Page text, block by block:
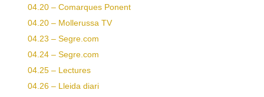
04.20 – Comarques Ponent
04.20 – Mollerussa TV
04.23 – Segre.com
04.24 – Segre.com
04.25 – Lectures
04.26 – Lleida diari